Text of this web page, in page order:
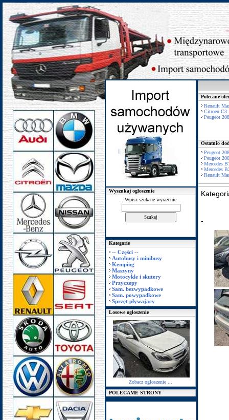
Wyszukaj ogłoszenie
Wpisz szukane wyrażenie
Kategorie
-- Części --
Autobusy i minibusy
Kemping
Maszyny
Motocykle i skutery
Przyczepy
Sam. bezwypadkowe
Sam. powypadkowe
Sprzęt pływający
Losowe ogłoszenie
Zobacz ogłoszenie ...
POLECAME STRONY
Polecane
Renault
Citroen C3
Peugeot 208
Ostatnio
Peugeot 208
Peugeot
Mercedes
Mercedes
Renault
-